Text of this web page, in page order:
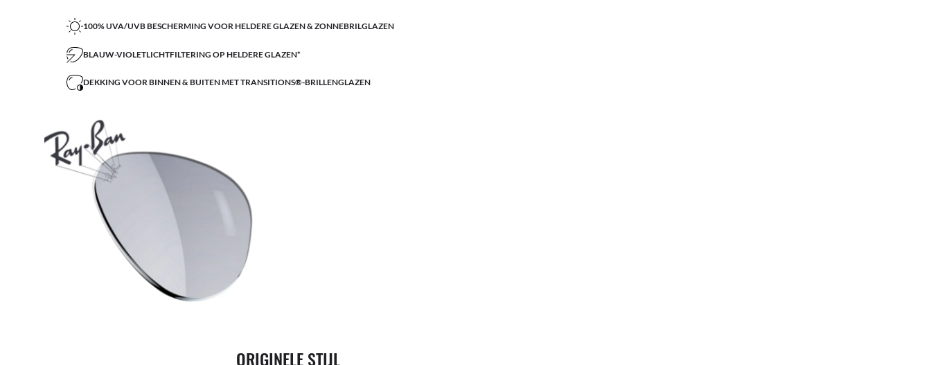
100% UVA/UVB BESCHERMING VOOR HELDERE GLAZEN & ZONNEBRILGLAZEN
BLAUW-VIOLETLICHTFILTERING OP HELDERE GLAZEN*
DEKKING VOOR BINNEN & BUITEN MET TRANSITIONS®-BRILLENGLAZEN
ORIGINELE STIJL